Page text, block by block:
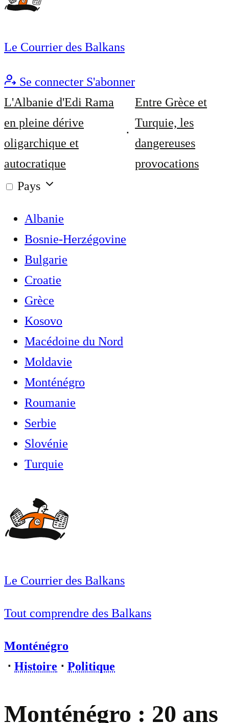
Le Courrier des Balkans
Se connecter S'abonner
L'Albanie d'Edi Rama
en pleine dérive
oligarchique et
autocratique
Entre Grèce et
Turquie, les
dangereuses
provocations
Pays
Albanie
Bosnie-Herzégovine
Bulgarie
Croatie
Grèce
Kosovo
Macédoine du Nord
Moldavie
Monténégro
Roumanie
Serbie
Slovénie
Turquie
Le Courrier des Balkans
Tout comprendre des Balkans
Monténégro
⋅ Histoire ⋅ Politique
Monténégro : 20 ans